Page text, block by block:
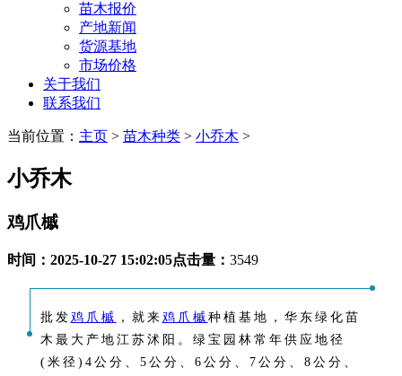
苗木报价
产地新闻
货源基地
市场价格
关于我们
联系我们
当前位置： 主页 > 苗木种类 > 小乔木 >
小乔木
鸡爪槭
时间： 2025-10-27 15:02:05点击量： 3549
批发 鸡爪槭 ，就来 鸡爪槭 种植基地，华东绿化苗
木最大产地江苏沭阳。绿宝园林常年供应地径
(米径)4公分、5公分、6公分、7公分、8公分、